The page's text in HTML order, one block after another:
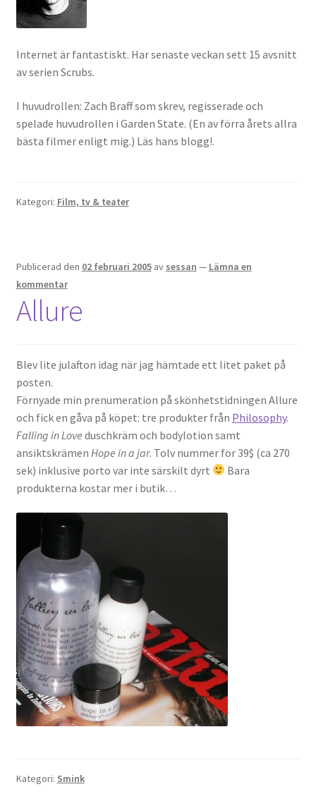
Internet är fantastiskt. Har senaste veckan sett 15 avsnitt
av serien Scrubs.
I huvudrollen: Zach Braff som skrev, regisserade och
spelade huvudrollen i Garden State. (En av förra årets allra
bästa filmer enligt mig.) Läs hans blogg!.
Kategori: Film, tv & teater
Publicerad den 02 februari 2005 av sessan — Lämna en
kommentar
Allure
Blev lite julafton idag när jag hämtade ett litet paket på
posten.
Förnyade min prenumeration på skönhetstidningen Allure
och fick en gåva på köpet: tre produkter från Philosophy.
Falling in Love duschkräm och bodylotion samt
ansiktskrämen Hope in a jar. Tolv nummer för 39$ (ca 270
sek) inklusive porto var inte särskilt dyrt
Bara
produkterna kostar mer i butik…
Kategori: Smink